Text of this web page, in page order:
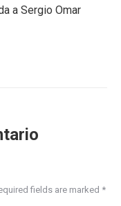
a Sergio Omar
fields are marked *